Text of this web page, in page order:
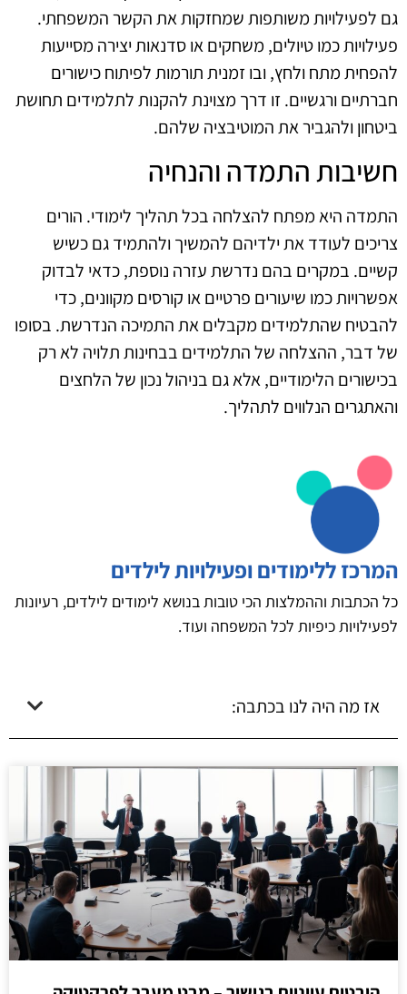
גם לפעילויות משותפות שמחזקות את הקשר המשפחתי.
פעילויות כמו טיולים, משחקים או סדנאות יצירה מסייעות
להפחית מתח ולחץ, ובו זמנית תורמות לפיתוח כישורים
חברתיים ורגשיים. זו דרך מצוינת להקנות לתלמידים תחושת
ביטחון ולהגביר את המוטיבציה שלהם.
חשיבות התמדה והנחיה
התמדה היא מפתח להצלחה בכל תהליך לימודי. הורים
צריכים לעודד את ילדיהם להמשיך ולהתמיד גם כשיש
קשיים. במקרים בהם נדרשת עזרה נוספת, כדאי לבדוק
אפשרויות כמו שיעורים פרטיים או קורסים מקוונים, כדי
להבטיח שהתלמידים מקבלים את התמיכה הנדרשת. בסופו
של דבר, ההצלחה של התלמידים בבחינות תלויה לא רק
בכישורים הלימודיים, אלא גם בניהול נכון של הלחצים
והאתגרים הנלווים לתהליך.
המרכז ללימודים ופעילויות לילדים
כל הכתבות וההמלצות הכי טובות בנושא לימודים לילדים, רעיונות
לפעילויות כיפיות לכל המשפחה ועוד.
אז מה היה לנו בכתבה: